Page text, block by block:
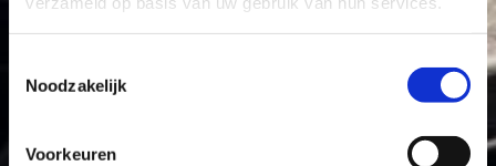
Noodzakelijk
Voorkeuren